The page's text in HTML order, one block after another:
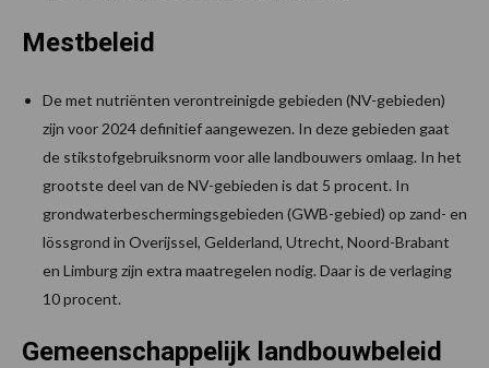
Mestbeleid
De met nutriënten verontreinigde gebieden (NV-gebieden)
zijn voor 2024 definitief aangewezen. In deze gebieden gaat
de stikstofgebruiksnorm voor alle landbouwers omlaag. In het
grootste deel van de NV-gebieden is dat 5 procent. In
grondwaterbeschermingsgebieden (GWB-gebied) op zand- en
lössgrond in Overijssel, Gelderland, Utrecht, Noord-Brabant
en Limburg zijn extra maatregelen nodig. Daar is de verlaging
10 procent.
Gemeenschappelijk landbouwbeleid